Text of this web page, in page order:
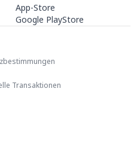
App-Store
Google PlayStore
Transaktionen